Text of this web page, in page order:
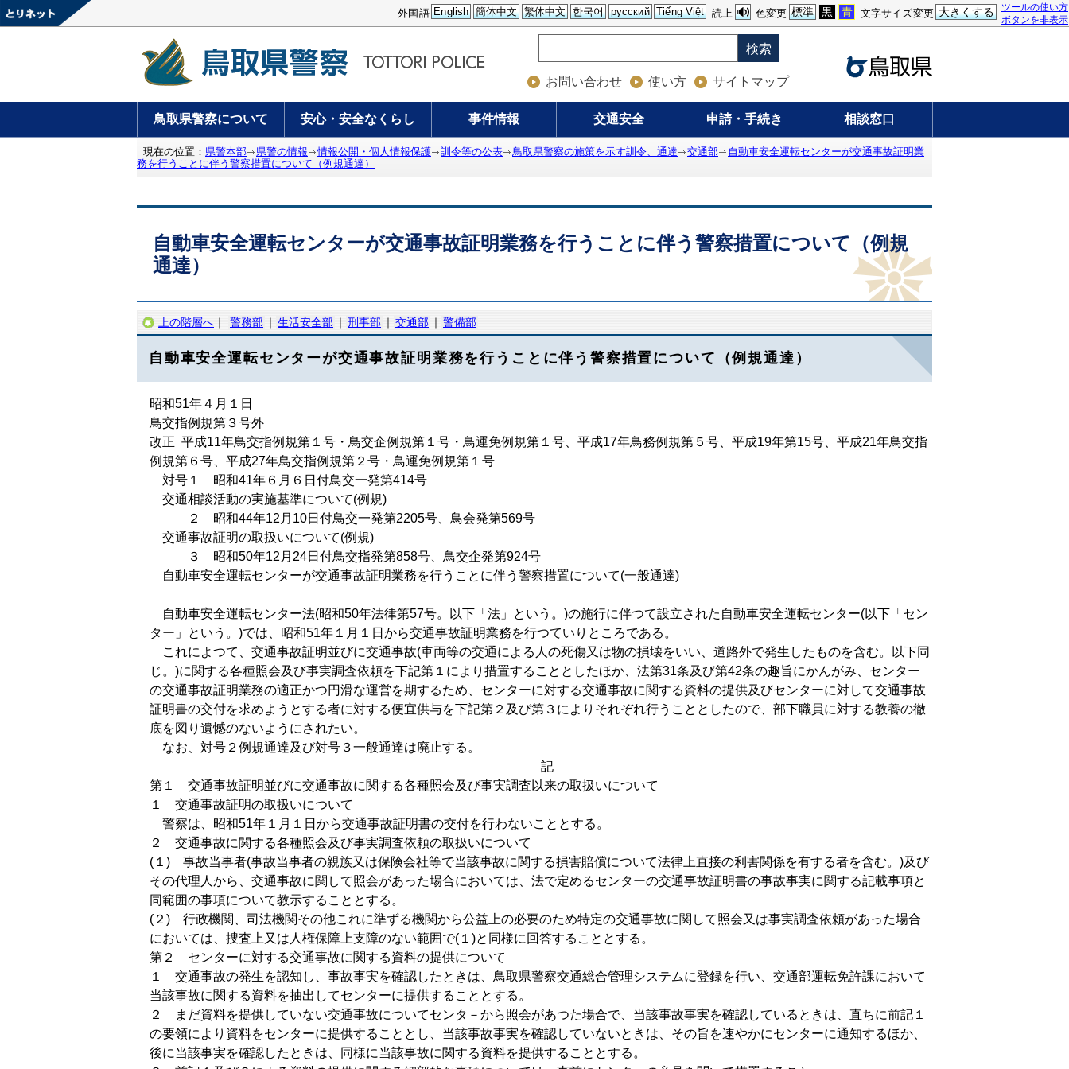
ツールの使い方
ボタンを非表示
文字サイズ変更 大きくする
色変更 標準 黒 青
読上
外国語 English 簡体中文 繁体中文 한국어 русский Tiếng Việt
検索
お問い合わせ 使い方 サイトマップ
鳥取県警察について 安心・安全なくらし 事件情報 交通安全 申請・手続き 相談窓口
現在の位置： 県警本部 県警の情報 情報公開・個人情報保護 訓令等の公表 鳥取県警察の施策を示す訓令、通達 交通部
自動車安全運転センターが交通事故証明業
務を行うことに伴う警察措置について（例規通達）
自動車安全運転センターが交通事故証明業務を行うことに伴う警察措置について（例規
通達）
上の階層へ ｜ 警務部 ｜ 生活安全部 ｜ 刑事部 ｜ 交通部 ｜ 警備部
自動車安全運転センターが交通事故証明業務を行うことに伴う警察措置について（例規通達）
昭和51年４月１日
鳥交指例規第３号外
改正 平成11年鳥交指例規第１号・鳥交企例規第１号・鳥運免例規第１号、平成17年鳥務例規第５号、平成19年第15号、平成21年鳥交指
例規第６号、平成27年鳥交指例規第２号・鳥運免例規第１号
対号１ 昭和41年６月６日付鳥交一発第414号
交通相談活動の実施基準について(例規)
２ 昭和44年12月10日付鳥交一発第2205号、鳥会発第569号
交通事故証明の取扱いについて(例規)
３ 昭和50年12月24日付鳥交指発第858号、鳥交企発第924号
自動車安全運転センターが交通事故証明業務を行うことに伴う警察措置について(一般通達)
自動車安全運転センター法(昭和50年法律第57号。以下「法」という。)の施行に伴つて設立された自動車安全運転センター(以下「セン
ター」という。)では、昭和51年１月１日から交通事故証明業務を行つていりところである。
これによつて、交通事故証明並びに交通事故(車両等の交通による人の死傷又は物の損壊をいい、道路外で発生したものを含む。以下同
じ。)に関する各種照会及び事実調査依頼を下記第１により措置することとしたほか、法第31条及び第42条の趣旨にかんがみ、センター
の交通事故証明業務の適正かつ円滑な運営を期するため、センターに対する交通事故に関する資料の提供及びセンターに対して交通事故
証明書の交付を求めようとする者に対する便宜供与を下記第２及び第３によりそれぞれ行うこととしたので、部下職員に対する教養の徹
底を図り遺憾のないようにされたい。
なお、対号２例規通達及び対号３一般通達は廃止する。
記
第１ 交通事故証明並びに交通事故に関する各種照会及び事実調査以来の取扱いについて
１ 交通事故証明の取扱いについて
警察は、昭和51年１月１日から交通事故証明書の交付を行わないこととする。
２ 交通事故に関する各種照会及び事実調査依頼の取扱いについて
(１) 事故当事者(事故当事者の親族又は保険会社等で当該事故に関する損害賠償について法律上直接の利害関係を有する者を含む。)及び
その代理人から、交通事故に関して照会があった場合においては、法で定めるセンターの交通事故証明書の事故事実に関する記載事項と
同範囲の事項について教示することとする。
(２) 行政機関、司法機関その他これに準ずる機関から公益上の必要のため特定の交通事故に関して照会又は事実調査依頼があった場合
においては、捜査上又は人権保障上支障のない範囲で(１)と同様に回答することとする。
第２ センターに対する交通事故に関する資料の提供について
１ 交通事故の発生を認知し、事故事実を確認したときは、鳥取県警察交通総合管理システムに登録を行い、交通部運転免許課において
当該事故に関する資料を抽出してセンターに提供することとする。
２ まだ資料を提供していない交通事故についてセンタ－から照会があつた場合で、当該事故事実を確認しているときは、直ちに前記１
の要領により資料をセンターに提供することとし、当該事故事実を確認していないときは、その旨を速やかにセンターに通知するほか、
後に当該事実を確認したときは、同様に当該事故に関する資料を提供することとする。